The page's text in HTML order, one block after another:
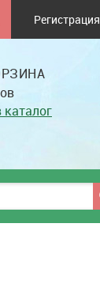
Регистрация
каталог